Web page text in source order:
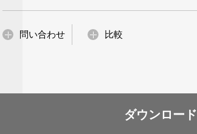
詳細はこちら
詳細はこちら
問い合わせ 比較
ダウンロード